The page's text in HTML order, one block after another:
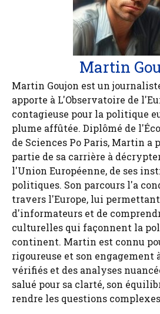
Martin
Martin Goujon est un
apporte à L'Observatoire de
contagieuse pour la politique
plume affûtée. Diplômé de
de Sciences Po Paris, Martin a
partie de sa carrière à
l'Union Européenne, de ses
politiques. Son parcours l'a
travers l'Europe, lui
d'informateurs et de
culturelles qui façonnent la
continent. Martin est connu
rigoureuse et son engagement
vérifiés et des analyses
salué pour sa clarté, son
rendre les questions